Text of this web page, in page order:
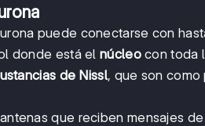
puede conectarse con
donde está el núcleocon toda
de Nissl, que son
que reciben mensajes